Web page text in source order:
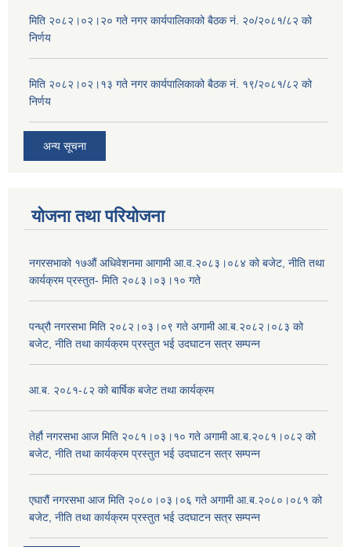
मिति २०८२।०२।२० गते नगर कार्यपालिकाको बैठक नं. २०/२०८१/८२ को
निर्णय
मिति २०८२।०२।१३ गते नगर कार्यपालिकाको बैठक नं. १९/२०८१/८२ को
निर्णय
अन्य सूचना
योजना तथा परियोजना
नगरसभाको १७औं अधिवेशनमा आगामी आ.व.२०८३।०८४ को बजेट, नीति तथा
कार्यक्रम प्रस्तुत- मिति २०८३।०३।१० गते
पन्ध्रौ नगरसभा मिति २०८२।०३।०९ गते अगामी आ.ब.२०८२।०८३ को
बजेट, नीति तथा कार्यक्रम प्रस्तुत भई उदघाटन सत्र सम्पन्न
आ.ब. २०८१-८२ को बार्षिक बजेट तथा कार्यक्रम
तेर्हौ नगरसभा आज मिति २०८१।०३।१० गते अगामी आ.ब.२०८१।०८२ को
बजेट, नीति तथा कार्यक्रम प्रस्तुत भई उदघाटन सत्र सम्पन्न
एघारौं नगरसभा आज मिति २०८०।०३।०६ गते अगामी आ.ब.२०८०।०८१ को
बजेट, नीति तथा कार्यक्रम प्रस्तुत भई उदघाटन सत्र सम्पन्न